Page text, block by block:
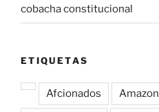
cobacha constitucional
ETIQUETAS
Afcionados Amazon